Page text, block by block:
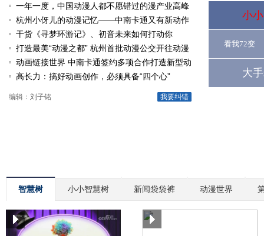
一年一度，中国动漫人都不愿错过的漫产业高峰
论坛
杭州小伢儿的动漫记忆——中南卡通又有新动作
啦
干货《寻梦环游记》、初音未来如何打动你
打造最美“动漫之都” 杭州首批动漫公交开往动漫
节
动画链接世界 中南卡通签约多项合作打造新型动
漫产业
高长力：搞好动画创作，必须具备“四个心”
我要纠错
编辑：刘子铭
小
看我72变
大
智慧树 小小智慧树 新闻袋袋裤 动漫世界